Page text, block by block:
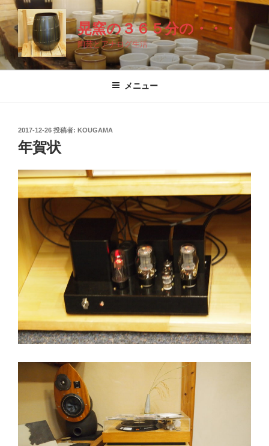
コ
ン
テ
ン
ツ
晃窯の３６５分の・・・
陶芸とアナログ生活
メニュー
投
稿
日:
2017-12-26 投稿者: KOUGAMA
年賀状